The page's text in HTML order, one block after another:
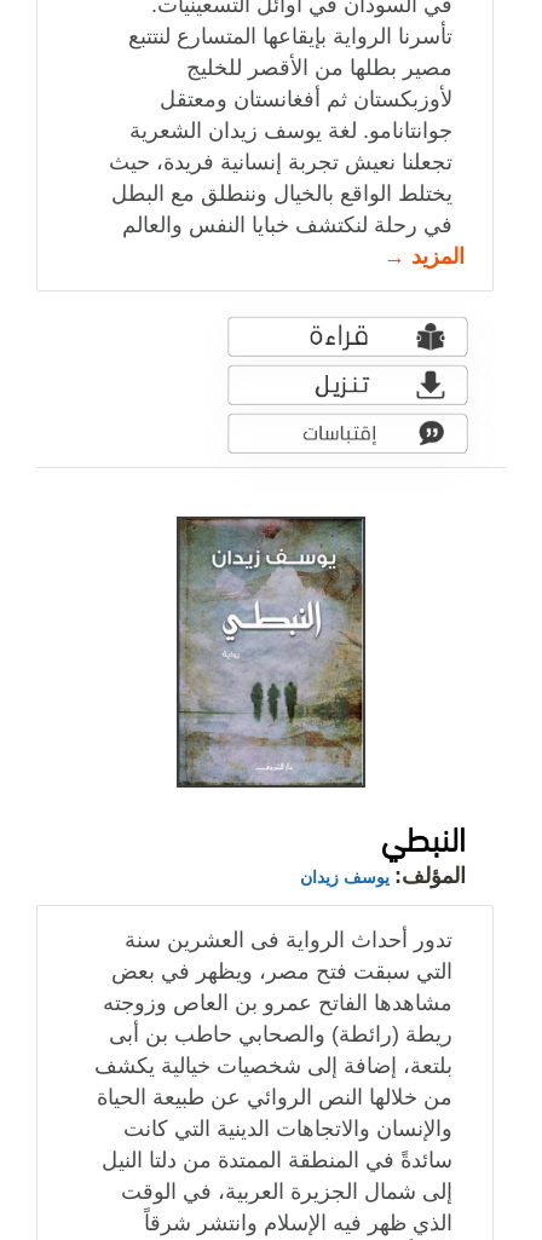
تأسرنا الرواية بإيقاعها المتسارع لنتتبع
مصير بطلها من الأقصر للخليج
لأوزبكستان ثم أفغانستان ومعتقل
جوانتانامو. لغة يوسف زيدان الشعرية
تجعلنا نعيش تجربة إنسانية فريدة، حيث
يختلط الواقع بالخيال وننطلق مع البطل
في رحلة لنكتشف خبايا النفس والعالم
المزيد →
النبطي
المؤلف: يوسف زيدان
تدور أحداث الرواية فى العشرين سنة
التي سبقت فتح مصر، ويظهر في بعض
مشاهدها الفاتح عمرو بن العاص وزوجته
ريطة (رائطة) والصحابي حاطب بن أبى
بلتعة، إضافة إلى شخصيات خيالية يكشف
من خلالها النص الروائي عن طبيعة الحياة
والإنسان والاتجاهات الدينية التي كانت
سائدةً في المنطقة الممتدة من دلتا النيل
إلى شمال الجزيرة العربية، في الوقت
الذي ظهر فيه الإسلام وانتشر شرقاً